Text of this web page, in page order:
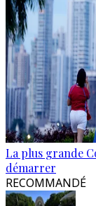
La plus grande
démarrer
RECOMMANDÉ